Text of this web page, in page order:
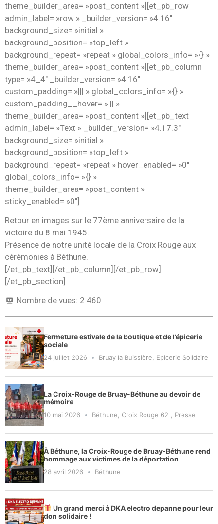
theme_builder_area= »post_content »][et_pb_row
admin_label= »row » _builder_version= »4.16″
background_size= »initial »
background_position= »top_left »
background_repeat= »repeat » global_colors_info= »{} »
theme_builder_area= »post_content »][et_pb_column
type= »4_4″ _builder_version= »4.16″
custom_padding= »||| » global_colors_info= »{} »
custom_padding__hover= »||| »
theme_builder_area= »post_content »][et_pb_text
admin_label= »Text » _builder_version= »4.17.3″
background_size= »initial »
background_position= »top_left »
background_repeat= »repeat » hover_enabled= »0″
global_colors_info= »{} »
theme_builder_area= »post_content »
sticky_enabled= »0″]
Retour en images sur le 77ème anniversaire de la
victoire du 8 mai 1945.
Présence de notre unité locale de la Croix Rouge aux
cérémonies à Béthune.
[/et_pb_text][/et_pb_column][/et_pb_row]
[/et_pb_section]
Nombre de vues: 2 460
Fermeture estivale de la boutique et de l’épicerie
sociale
24 juillet 2026 Bruay la Buissière Epicerie Solidaire
La Croix-Rouge de Bruay-Béthune au devoir de
mémoire
10 mai 2026 Béthune Croix Rouge 62 Presse
À Béthune, la Croix-Rouge de Bruay-Béthune rend
hommage aux victimes de la déportation
28 avril 2026 Béthune
Un grand merci à DKA electro depanne pour leur
don solidaire !